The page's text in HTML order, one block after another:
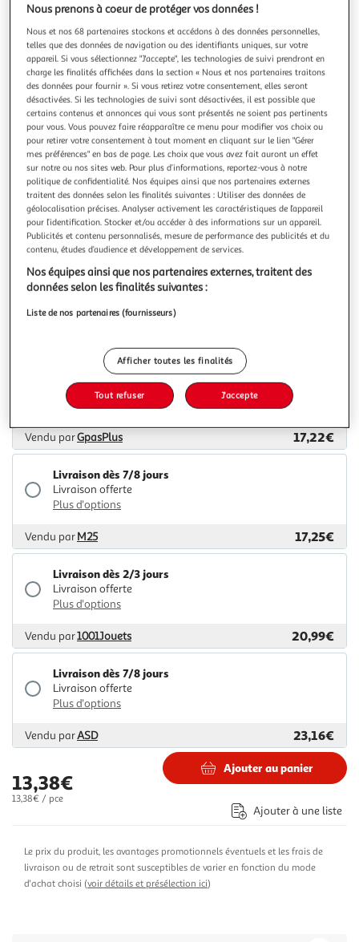
PLAYMOBIL
Astérix 71549 - Adrénaline
Dès 5 ans
En savoir +
Vendu parMultishop
Livraison dès 5/6 jours
4,99€
Plus d'options
Vendu par Multishop 13,38€
Livraison dès 4/5 jours
4,99€
Plus d'options
Livraison dès 6/7 jours
Livraison offerte
Plus d'options
Vendu parGpasPlus 17,22€
Livraison dès 7/8 jours
Livraison offerte
Plus d'options
Vendu parM25 17,25€
Livraison dès 2/3 jours
Livraison offerte
Plus d'options
Vendu par1001Jouets 20,99€
Livraison dès 7/8 jours
Livraison offerte
Plus d'options
Vendu parASD 23,16€
13,38€
13,38€ / pce
Ajouter au panier
Ajouter à une liste
Le prix du produit, les avantages promotionnels éventuels et les frais de
livraison ou de retrait sont susceptibles de varier en fonction du mode
d'achat choisi (voir détails et présélection ici)
Nous prenons à coeur de protéger vos données !
Nous et nos 68 partenaires stockons et accédons à des données personnelles,
telles que des données de navigation ou des identifiants uniques, sur votre
appareil. Si vous sélectionnez "J'accepte", les technologies de suivi prendront en
charge les finalités affichées dans la section « Nous et nos partenaires traitons
des données pour fournir ». Si vous retirez votre consentement, elles seront
désactivées. Si les technologies de suivi sont désactivées, il est possible que
certains contenus et annonces qui vous sont présentés ne soient pas pertinents
pour vous. Vous pouvez faire réapparaître ce menu pour modifier vos choix ou
pour retirer votre consentement à tout moment en cliquant sur le lien "Gérer
mes préférences" en bas de page. Les choix que vous avez fait auront un effet
sur notre ou nos sites web. Pour plus d’informations, reportez-vous à notre
politique de confidentialité. Nos équipes ainsi que nos partenaires externes
traitent des données selon les finalités suivantes : Utiliser des données de
géolocalisation précises. Analyser activement les caractéristiques de l’appareil
pour l’identification. Stocker et/ou accéder à des informations sur un appareil.
Publicités et contenu personnalisés, mesure de performance des publicités et du
contenu, études d’audience et développement de services.
Nos équipes ainsi que nos partenaires externes, traitent des
données selon les finalités suivantes :
Liste de nos partenaires (fournisseurs)
Afficher toutes les finalités
Tout refuser J'accepte